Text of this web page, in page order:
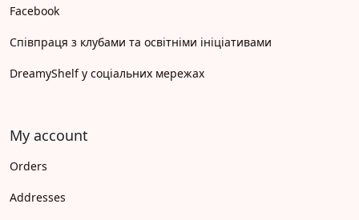
Facebook
Співпраця з клубами та освітніми ініціативами
DreamyShelf у соціальних мережах
My account
Orders
Addresses